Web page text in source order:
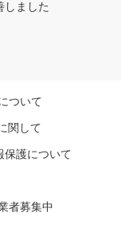
しました
ついて
関して
保護について
者募集中